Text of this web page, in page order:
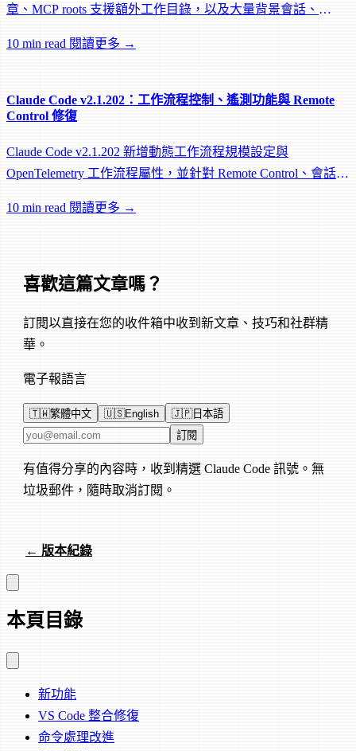
章、MCP roots 支援額外工作目錄，以及大量背景會話、
10 min read 閱讀更多 →
Claude Code v2.1.202：工作流程控制、遙測功能與 Remote
Control 修復
Claude Code v2.1.202 新增動態工作流程規模設定與
OpenTelemetry 工作流程屬性，並針對 Remote Control、會話管
10 min read 閱讀更多 →
喜歡這篇文章嗎？
訂閱以直接在您的收件箱中收到新文章、技巧和社群精
華。
電子報語言
🇹🇼繁體中文 🇺🇸English 🇯🇵日本語
電子郵件地址 訂閱
有值得分享的內容時，收到精選 Claude Code 訊號。無
垃圾郵件，隨時取消訂閱。
← 版本紀錄
本頁目錄
新功能
VS Code 整合修復
命令處理改進